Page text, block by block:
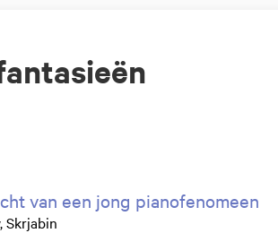
van een jong pianofenomeen
Skrjabin